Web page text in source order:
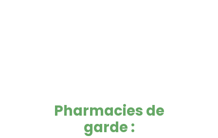
Pharmacies de
garde :